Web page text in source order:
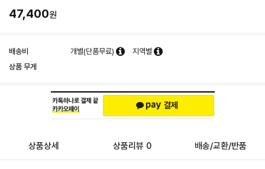
47,400원
배송비 개별(단품무료)
지역별
상품 무게
상품상세 상품리뷰 0 배송/교환/반품